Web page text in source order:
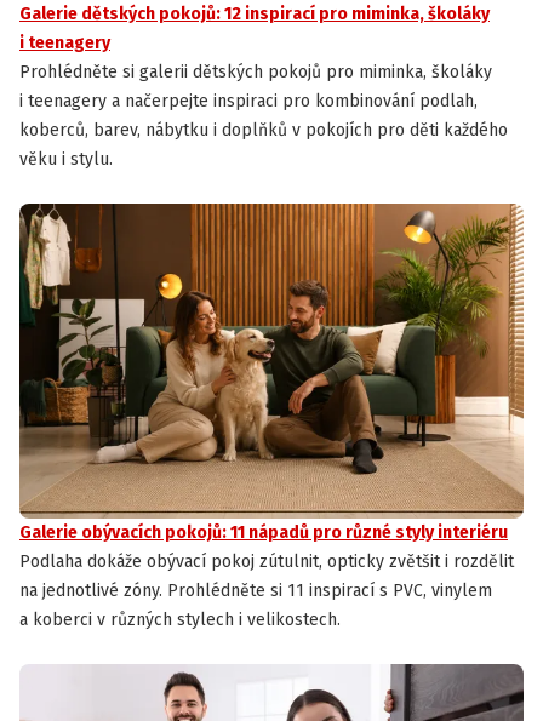
Galerie dětských pokojů: 12 inspirací pro miminka, školáky
i teenagery
Prohlédněte si galerii dětských pokojů pro miminka, školáky
i teenagery a načerpejte inspiraci pro kombinování podlah,
koberců, barev, nábytku i doplňků v pokojích pro děti každého
věku i stylu.
Galerie obývacích pokojů: 11 nápadů pro různé styly interiéru
Podlaha dokáže obývací pokoj zútulnit, opticky zvětšit i rozdělit
na jednotlivé zóny. Prohlédněte si 11 inspirací s PVC, vinylem
a koberci v různých stylech i velikostech.